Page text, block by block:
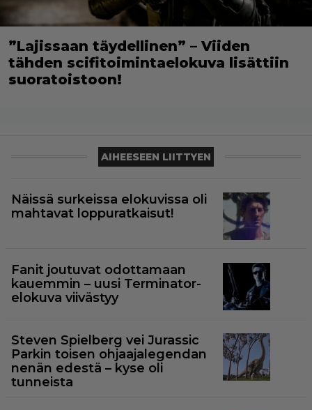
”Lajissaan täydellinen” – Viiden
tähden scifitoimintaelokuva lisättiin
suoratoistoon!
AIHEESEEN LIITTYEN
Näissä surkeissa elokuvissa oli
mahtavat loppuratkaisut!
Fanit joutuvat odottamaan
kauemmin – uusi Terminator-
elokuva viivästyy
Steven Spielberg vei Jurassic
Parkin toisen ohjaajalegendan
nenän edestä – kyse oli
tunneista